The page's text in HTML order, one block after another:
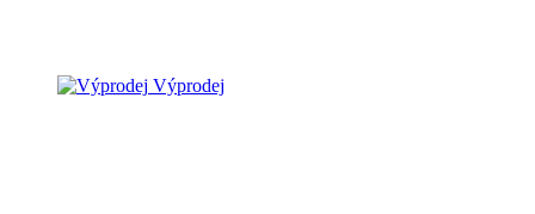
Výprodej